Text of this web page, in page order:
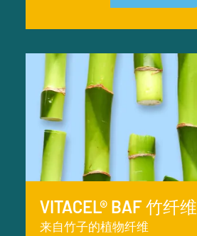
VITACEL® BAF 竹纤维
来自竹子的植物纤维